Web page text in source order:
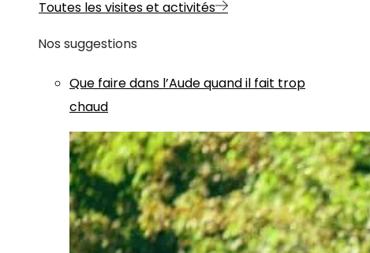
Toutes les visites et activités
Nos suggestions
Que faire dans l’Aude quand il fait trop
chaud